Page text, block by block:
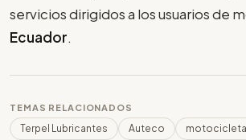
servicios dirigidos a los usuarios de
Ecuador.
TEMAS RELACIONADOS
Terpel Lubricantes Auteco